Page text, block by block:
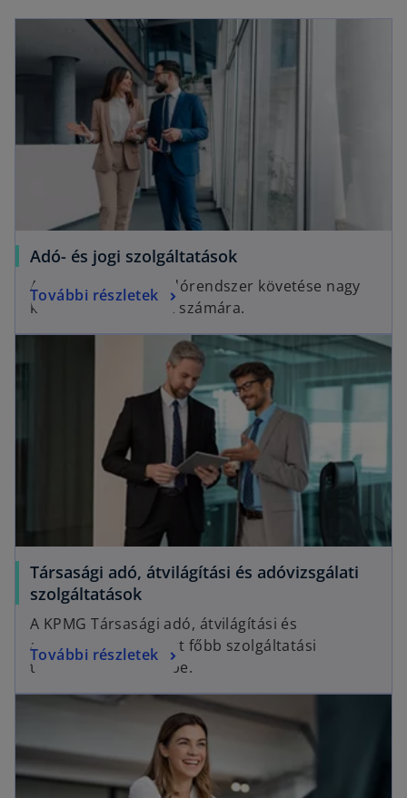
Adó- és jogi szolgáltatások
A gyakran változó adórendszer követése nagy
kihívás a társaságok számára.
További részletek
Társasági adó, átvilágítási és adóvizsgálati
szolgáltatások
A KPMG Társasági adó, átvilágítási és
adóvizsgálati csoport főbb szolgáltatási
területeit mutatjuk be.
További részletek